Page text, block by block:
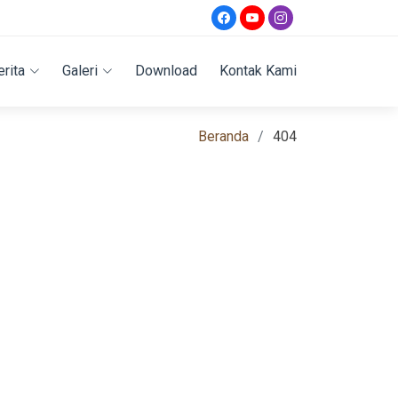
Galeri Download Kontak Kami
Beranda 404